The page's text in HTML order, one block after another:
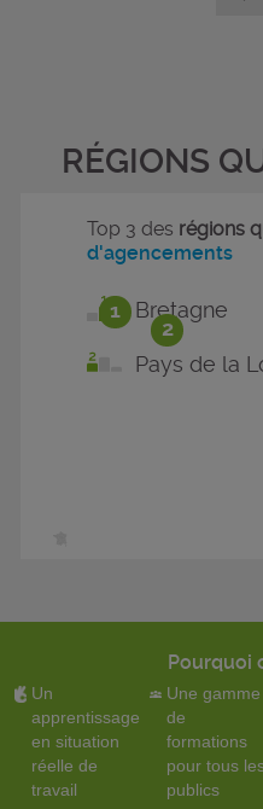
RÉGIONS
1
2
Top 3 des régions
d'agencements
Bretagne
Pays de la
Pourquoi
Un
apprentissage
en situation
réelle de
travail
Une gamme
de
formations
pour tous
publics